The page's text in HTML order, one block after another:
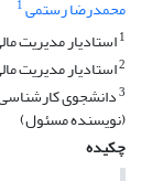
محمدرضا رستمی1
1استادیار مدیریت
2استادیار مدیریت
3دانشجوی کارشناسی
(نویسنده مسئول)
چکیده